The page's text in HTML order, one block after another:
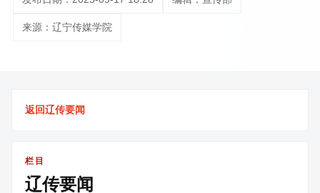
来源：辽宁传媒学院
返回辽传要闻
栏目
辽传要闻